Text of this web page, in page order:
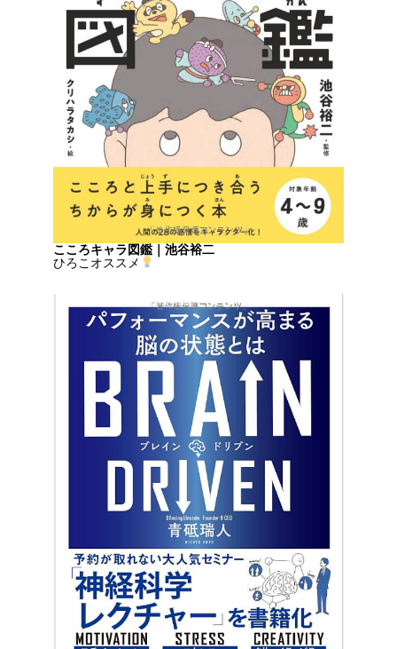
こころキャラ図鑑｜池谷裕二
ひろこオススメ